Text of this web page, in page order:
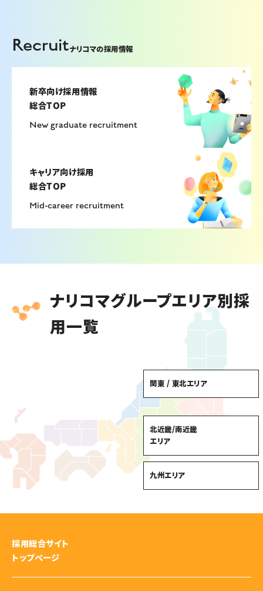
Recruitナリコマの採用情報
新卒向け採用情報
総合TOP
New graduate recruitment
キャリア向け採用
総合TOP
Mid-career recruitment
ナリコマグループエリア別採
用一覧
関東 / 東北エリア
北近畿/南近畿
エリア
九州エリア
採用総合サイト
トップページ